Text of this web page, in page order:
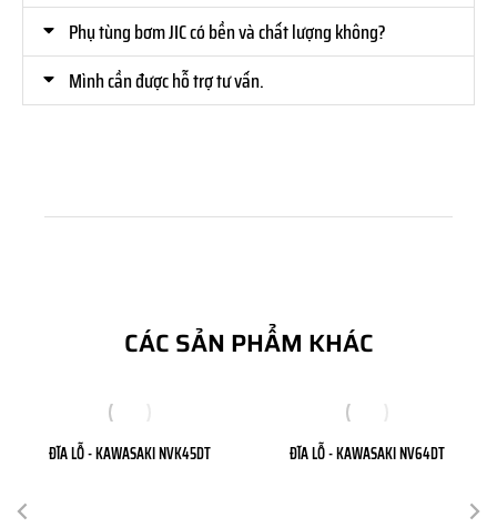
Phụ tùng bơm JIC có bền và chất lượng không?
Mình cần được hỗ trợ tư vấn.
CÁC SẢN PHẨM KHÁC
ĐĨA LỖ - KAWASAKI NVK45DT ĐĨA LỖ - KAWASAKI NV64DT